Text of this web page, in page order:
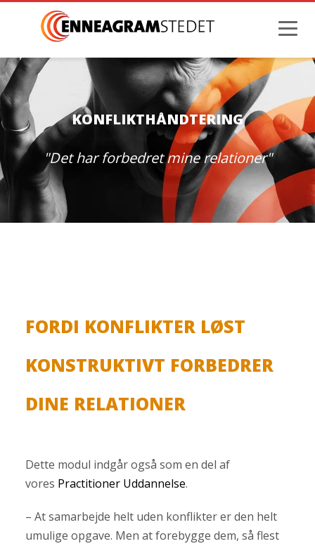
KONFLIKTHÅNDTERING
"Det har forbedret mine relationer"
FORDI KONFLIKTER LØST
KONSTRUKTIVT FORBEDRER
DINE RELATIONER
Dette modul indgår også som en del af
vores Practitioner Uddannelse.
– At samarbejde helt uden konflikter er den helt
umulige opgave. Men at forebygge dem, så flest